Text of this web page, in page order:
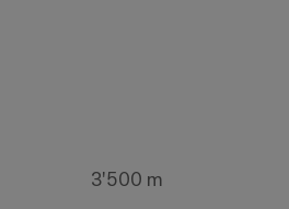
3'500 m